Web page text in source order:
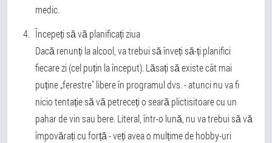
medic.
Începeți să vă planificați ziua
Dacă renunți la alcool, va trebui să înveți să-ți planifici
fiecare zi (cel puțin la început). Lăsați să existe cât mai
puține „ferestre" libere în programul dvs. - atunci nu va fi
nicio tentație să vă petreceți o seară plictisitoare cu un
pahar de vin sau bere. Literal, într-o lună, nu va trebui să vă
împovărați cu forță - veți avea o mulțime de hobby-uri